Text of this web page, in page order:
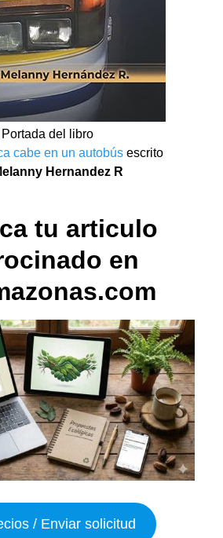
Portada del libro
cabe en un autobús escrito
Hernandez R
tu articulo
en
/ Enviar solicitud